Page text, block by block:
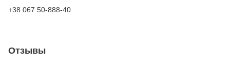
+38 067 50-888-40
Отзывы